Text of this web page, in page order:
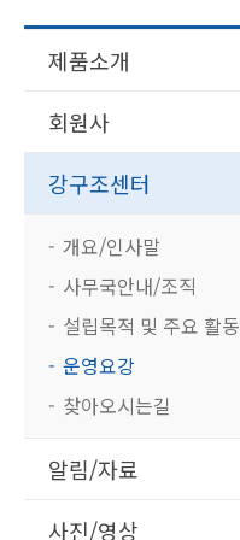
제품소개
회원사
강구조센터
개요/인사말
사무국안내/조직
설립목적 및 주요 활동
운영요강
찾아오시는길
알림/자료
사진/영상